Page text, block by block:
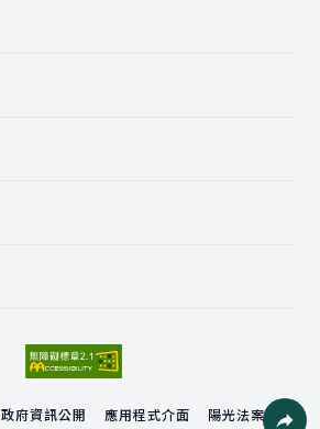
政府資訊公開 應用程式介面 陽光法案